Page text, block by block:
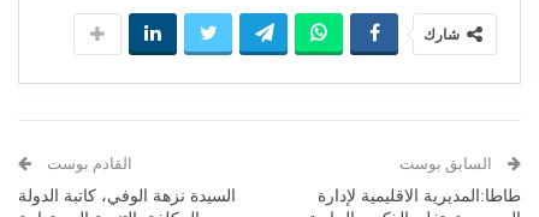
شارك
السابق بوست
طاطا:المديرية الاقليمية لإدارة
القادم بوست
السيدة نزهة الوفي، كاتبة الدولة